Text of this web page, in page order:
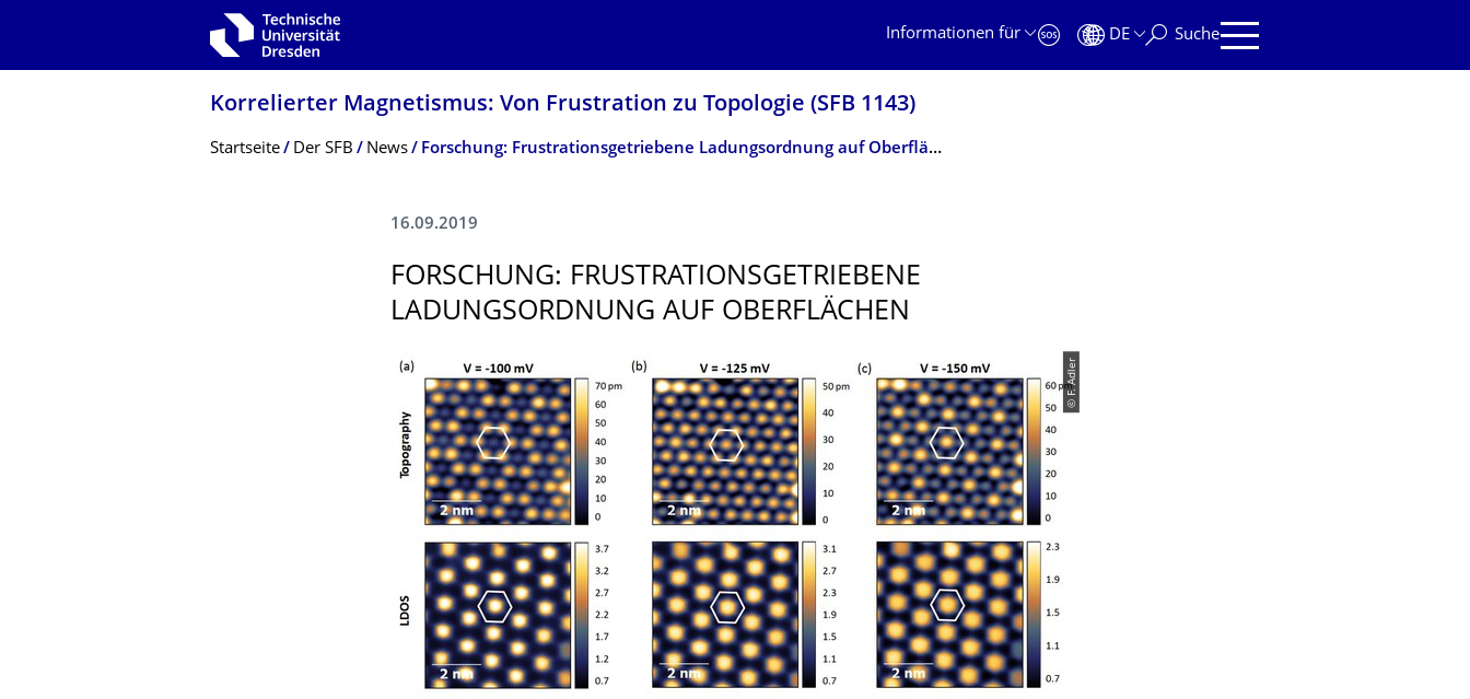
Zur Hauptnavigation springen
Informationen für
DE Suche
Korrelierter Magnetismus: Von Frustration zu Topologie (SFB 1143)
Breadcrumb-Menü
Startseite Der SFB News Forschung: Frustrationsgetriebene Ladungsordnung auf Oberflächen
16.09.2019
FORSCHUNG: FRUSTRATIONSGE­TRIEBENE
LADUNGSORDNUNG AUF OBERFLÄCHEN
© F. Adler